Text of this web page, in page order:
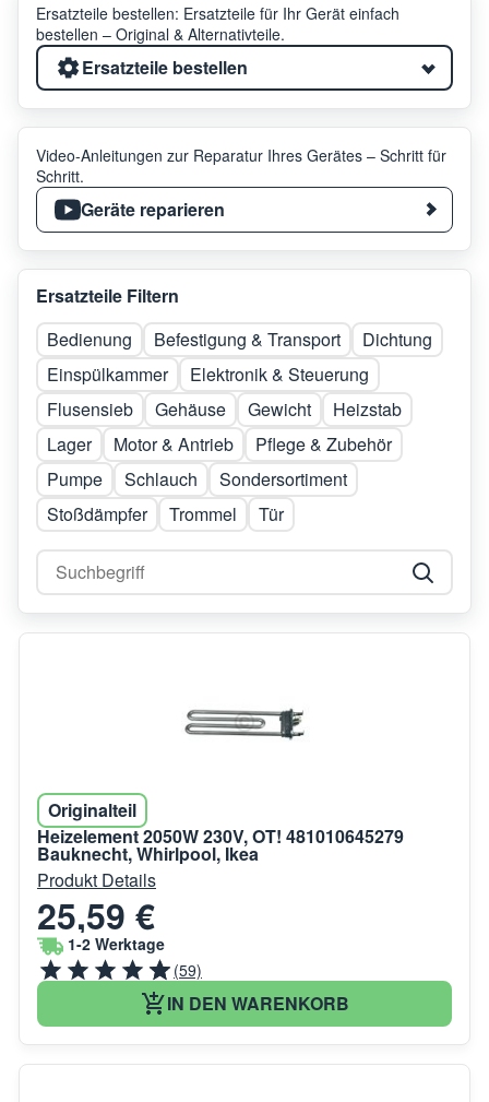
Ersatzteile bestellen: Ersatzteile für Ihr Gerät einfach
bestellen – Original & Alternativteile.
Ersatzteile bestellen
Video-Anleitungen zur Reparatur Ihres Gerätes – Schritt für
Schritt.
Geräte reparieren
Ersatzteile Filtern
Bedienung
Befestigung & Transport
Dichtung
Einspülkammer
Elektronik & Steuerung
Flusensieb
Gehäuse Gewicht
Heizstab
Lager
Motor & Antrieb
Pflege & Zubehör
Pumpe
Schlauch
Sondersortiment
Stoßdämpfer
Trommel Tür
Originalteil
Heizelement 2050W 230V, OT! 481010645279
Bauknecht, Whirlpool, Ikea
Produkt Details
25,59 €
1-2 Werktage
(59)
IN DEN WARENKORB